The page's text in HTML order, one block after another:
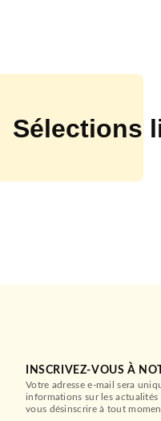
Sélections
INSCRIVEZ-VOUS À
Votre adresse e-mail sera
informations sur les
vous désinscrire à tout